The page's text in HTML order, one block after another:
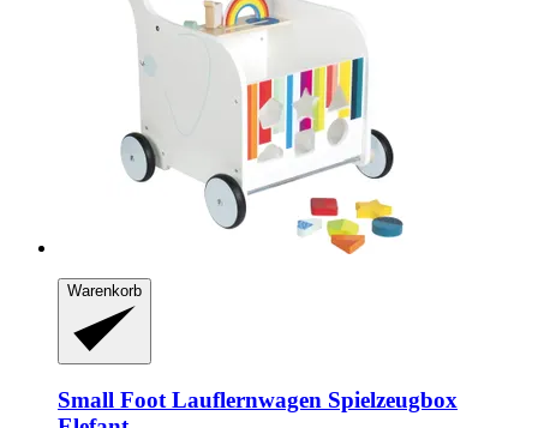
Warenkorb
Small Foot Lauflernwagen Spielzeugbox